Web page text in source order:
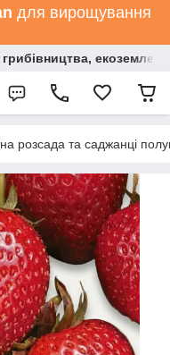
для вирощування
розсада та саджанці